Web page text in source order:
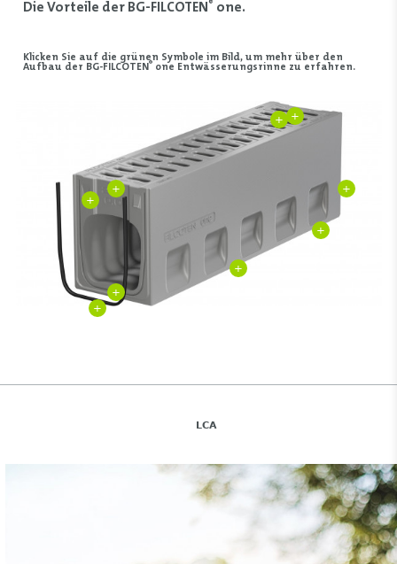
Die Vorteile der BG-FILCOTEN® one.
Klicken Sie auf die grünen Symbole im Bild, um mehr über den
Aufbau der BG-FILCOTEN®one Entwässerungsrinne zu erfahren.
+
+
+
+
+
+
+
+
+
LCA